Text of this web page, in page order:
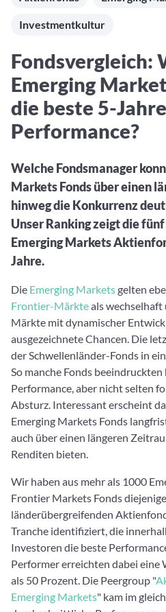
Fondswissen
investieren Sie richtig
Aktuelle Rankings und
Fondsvergleich
Übersichtlich bis zu 10
Produkten vergleichen
Watchlist
Preis-/Performance-
3. Investieren
Portfolios
Eigene Portfolios und
Finanzdienstleister
Informationen und
Community-Partner
Informationen und
Partner
Webinar verpasst? Hier
Online-Veranstaltungen.
Investmentkultur
Fondsvergleich:
Emerging
die beste 5-
Performance?
Welche Fondsmanager
Markets Fonds über einen
hinweg die Konkurrenz
Unser Ranking zeigt die
Emerging Markets
Jahre.
Die Emerging Marketsgelten
Frontier-Märkteals wechselhaft
Märkte mit dynamischer
ausgezeichnete Chancen. Die
der Schwellenländer-Fonds in
So manche Fonds
Performance, aber nicht selten
Absturz. Interessant erscheint
Emerging Markets Fonds
auch über einen längeren
Renditen bieten.
Wir haben aus mehr als 1000
Frontier Markets Fonds
länderübergreifenden
Tranche identifiziert, die
Investoren die beste
Performer erreichten dabei eine
als 50 Prozent. Die Peergroup "
Emerging Markets" kam im